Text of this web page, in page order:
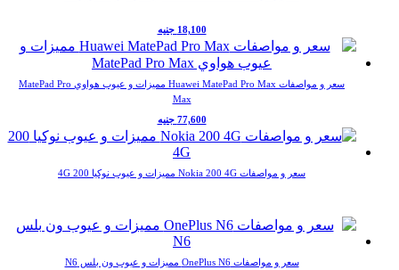
18,100 جنيه
سعر و مواصفات Huawei MatePad Pro Max مميزات و عيوب هواوي MatePad Pro
77,600 جنيه
سعر و مواصفات Nokia 200 4G مميزات و عيوب نوكيا 200 4G
سعر و مواصفات OnePlus N6 مميزات و عيوب ون بلس N6